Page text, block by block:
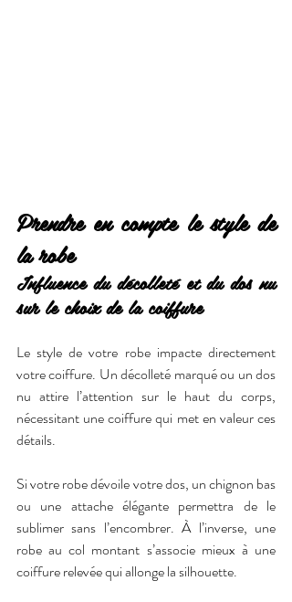
Prendre en compte le style de
la robe
Influence du décolleté et du dos nu
sur le choix de la coiffure
Le style de votre robe impacte directement
votre coiffure. Un décolleté marqué ou un dos
nu attire l’attention sur le haut du corps,
nécessitant une coiffure qui met en valeur ces
détails.
Si votre robe dévoile votre dos, un chignon bas
ou une attache élégante permettra de le
sublimer sans l’encombrer. À l’inverse, une
robe au col montant s’associe mieux à une
coiffure relevée qui allonge la silhouette.